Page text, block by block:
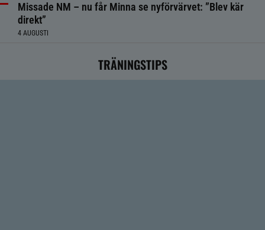
Missade NM – nu får Minna se nyförvärvet: ”Blev kär
direkt”
4 AUGUSTI
TRÄNINGSTIPS